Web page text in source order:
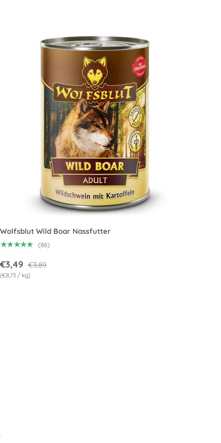
Wolfsblut Wild Boar Nassfutter
★★★★★
(86)
€3,49 €3,89
Grundpreis
€8,73 / kg